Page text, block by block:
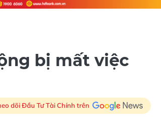
bị mất việc
dõi Đầu Tư Tài Chính trên